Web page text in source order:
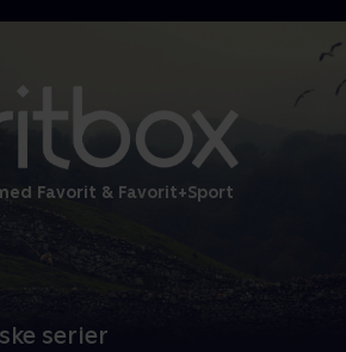
Favorit & Favorit+Sport
serier